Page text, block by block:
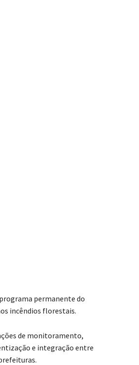
permanente do
incêndios florestais.
de monitoramento,
e integração entre